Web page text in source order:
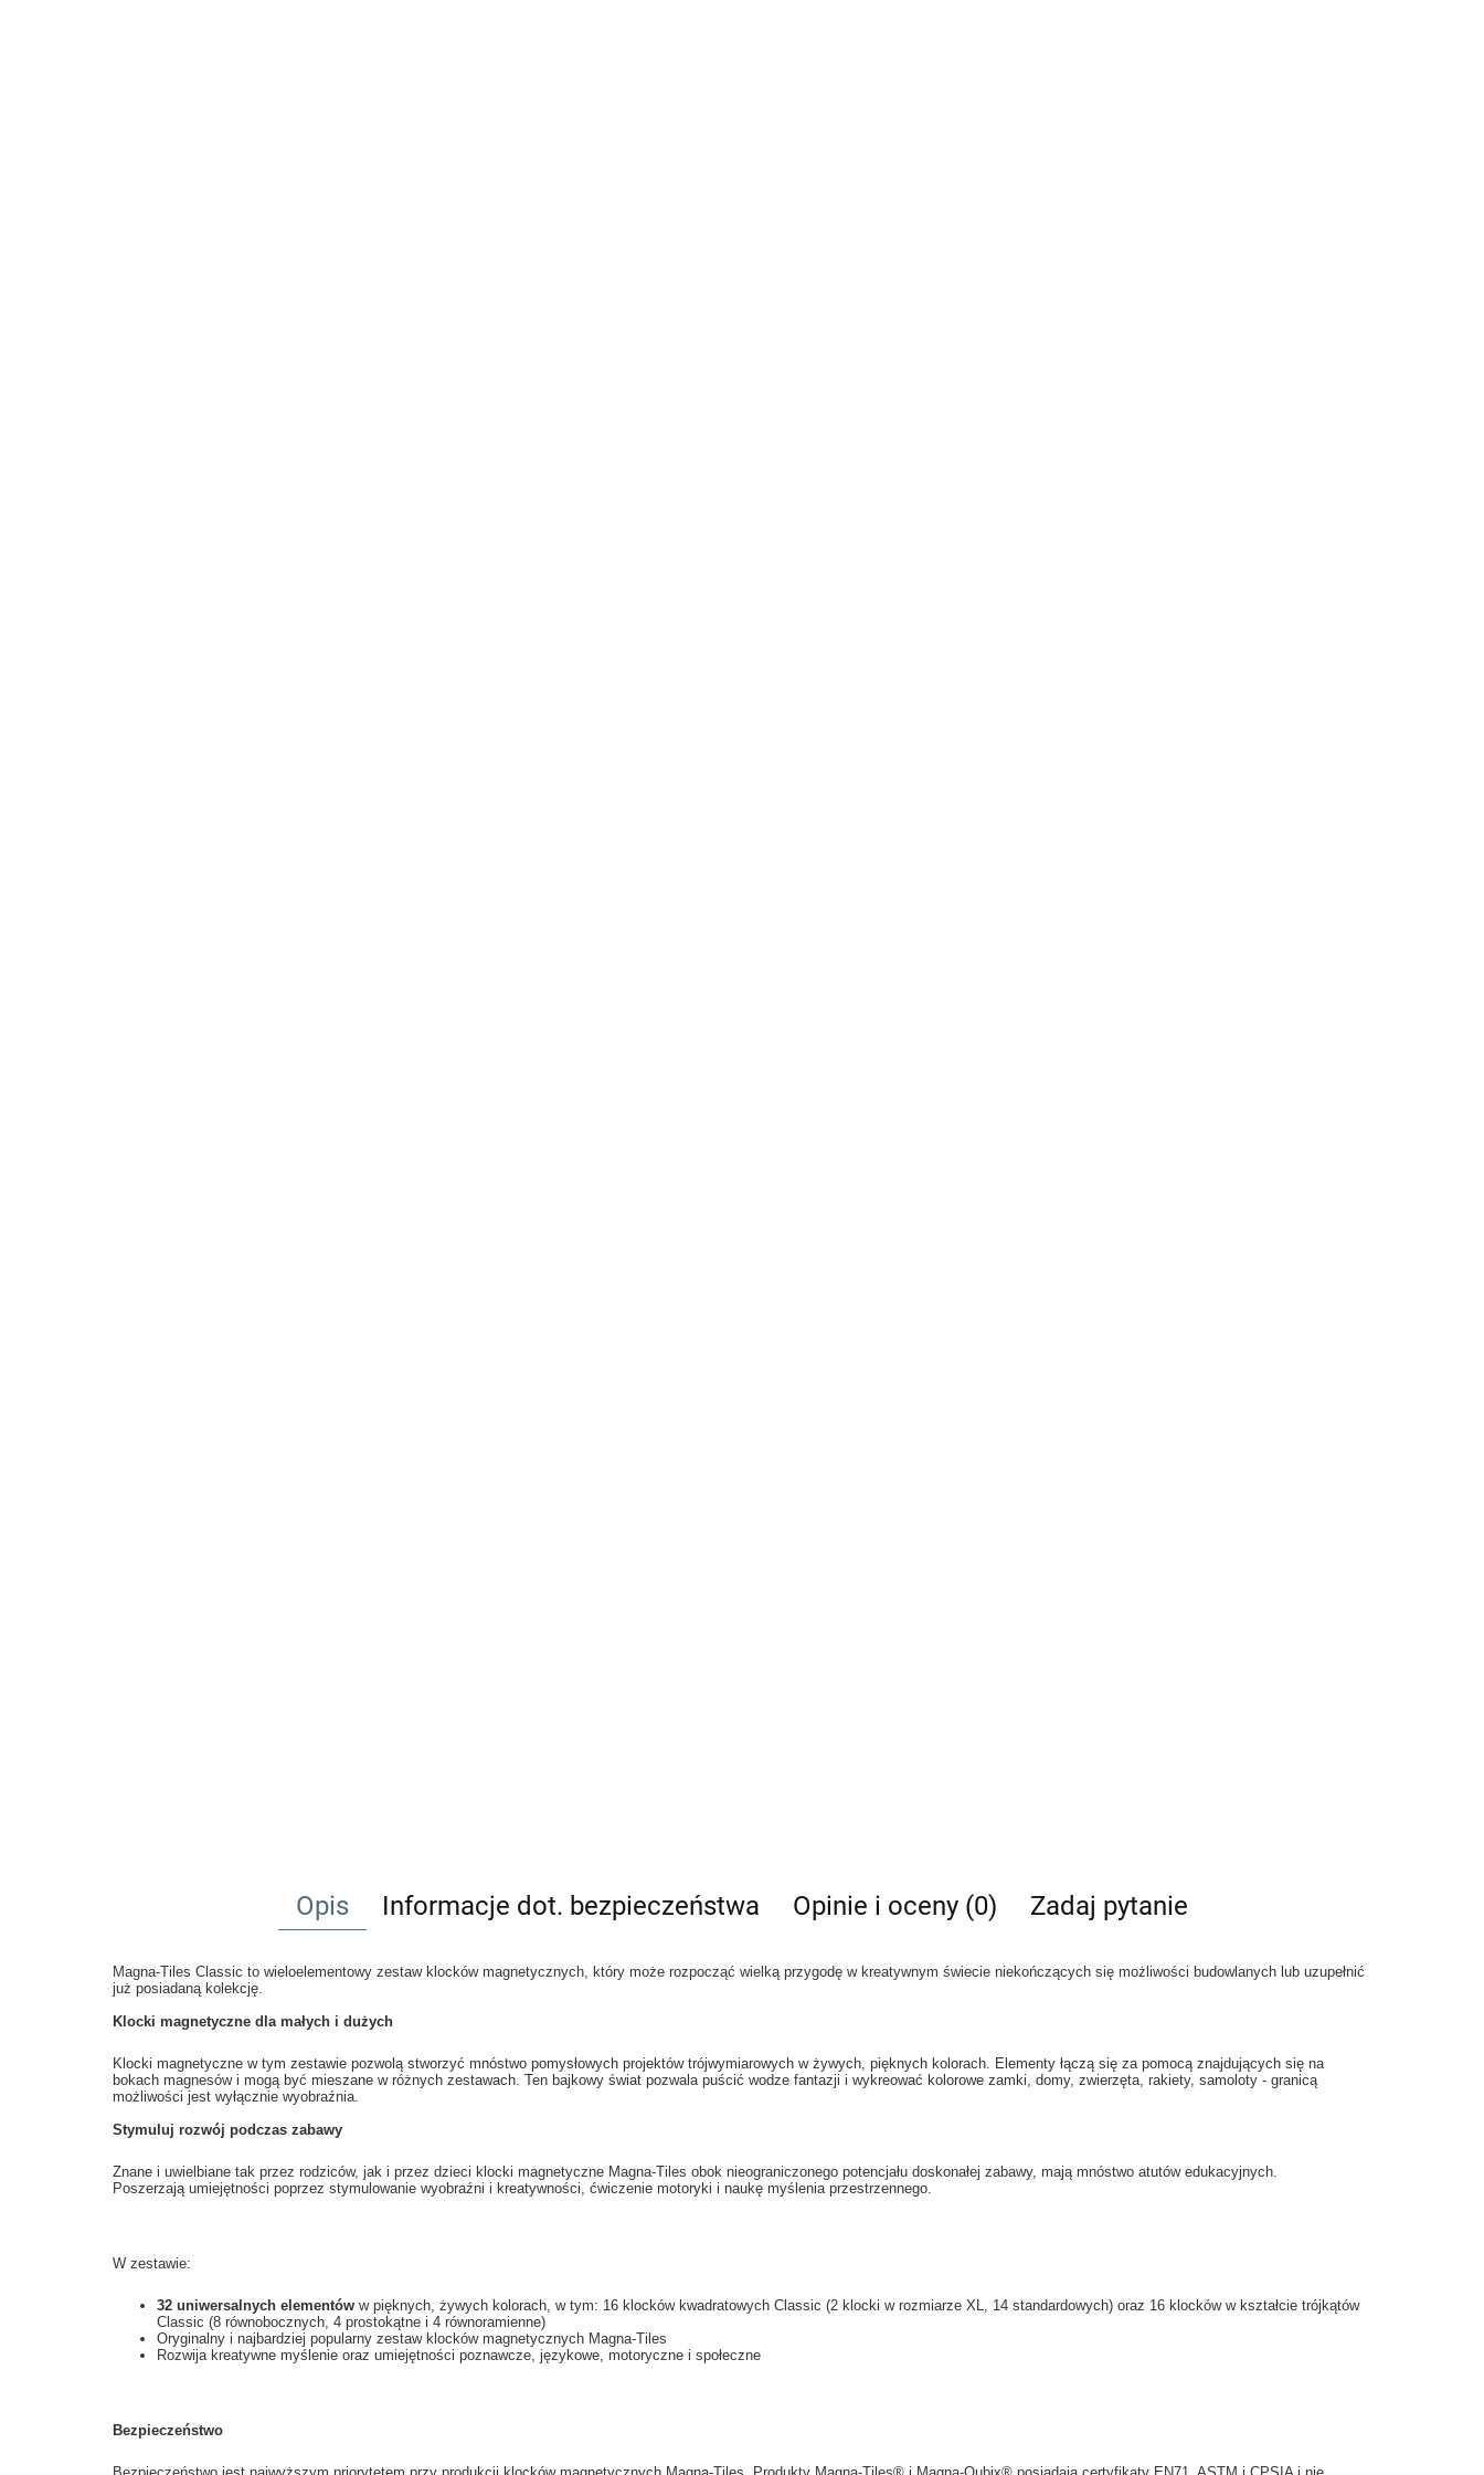
Opis Informacje dot. bezpieczeństwa Opinie i oceny (0) Zadaj pytanie
Magna-Tiles Classic to wieloelementowy zestaw klocków magnetycznych, który może rozpocząć wielką przygodę w kreatywnym świecie niekończących się możliwości budowlanych lub uzupełnić
już posiadaną kolekcję.
Klocki magnetyczne dla małych i dużych
Klocki magnetyczne w tym zestawie pozwolą stworzyć mnóstwo pomysłowych projektów trójwymiarowych w żywych, pięknych kolorach. Elementy łączą się za pomocą znajdujących się na
bokach magnesów i mogą być mieszane w różnych zestawach. Ten bajkowy świat pozwala puścić wodze fantazji i wykreować kolorowe zamki, domy, zwierzęta, rakiety, samoloty - granicą
możliwości jest wyłącznie wyobraźnia.
Stymuluj rozwój podczas zabawy
Znane i uwielbiane tak przez rodziców, jak i przez dzieci klocki magnetyczne Magna-Tiles obok nieograniczonego potencjału doskonałej zabawy, mają mnóstwo atutów edukacyjnych.
Poszerzają umiejętności poprzez stymulowanie wyobraźni i kreatywności, ćwiczenie motoryki i naukę myślenia przestrzennego.
W zestawie:
32 uniwersalnych elementów w pięknych, żywych kolorach, w tym: 16 klocków kwadratowych Classic (2 klocki w rozmiarze XL, 14 standardowych) oraz 16 klocków w kształcie trójkątów
Classic (8 równobocznych, 4 prostokątne i 4 równoramienne)
Oryginalny i najbardziej popularny zestaw klocków magnetycznych Magna-Tiles
Rozwija kreatywne myślenie oraz umiejętności poznawcze, językowe, motoryczne i społeczne
Bezpieczeństwo